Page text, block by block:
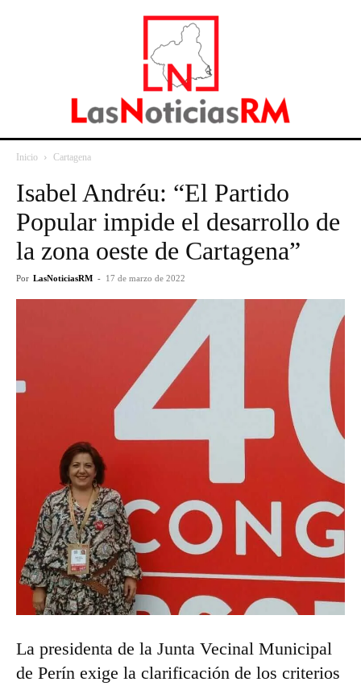
Inicio Cartagena
Isabel Andréu: “El Partido
Popular impide el desarrollo de
la zona oeste de Cartagena”
Por LasNoticiasRM - 17 de marzo de 2022
La presidenta de la Junta Vecinal Municipal
de Perín exige la clarificación de los criterios